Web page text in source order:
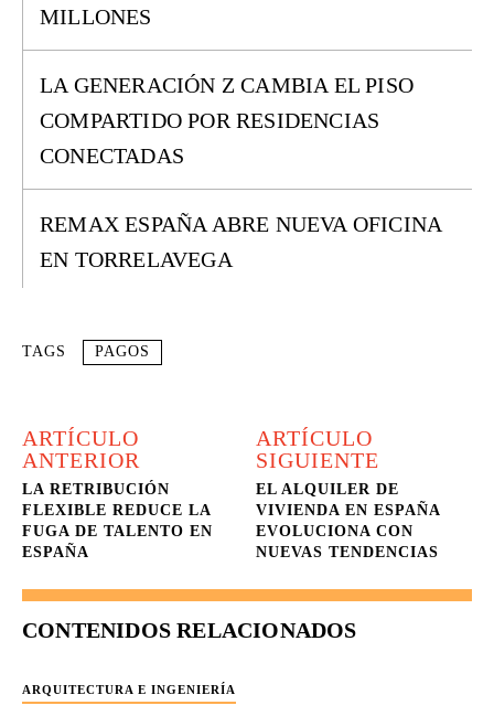
MILLONES
LA GENERACIÓN Z CAMBIA EL PISO
COMPARTIDO POR RESIDENCIAS
CONECTADAS
REMAX ESPAÑA ABRE NUEVA OFICINA
EN TORRELAVEGA
TAGS PAGOS
ARTÍCULO
ANTERIOR
LA RETRIBUCIÓN
FLEXIBLE REDUCE LA
FUGA DE TALENTO EN
ESPAÑA
ARTÍCULO
SIGUIENTE
EL ALQUILER DE
VIVIENDA EN ESPAÑA
EVOLUCIONA CON
NUEVAS TENDENCIAS
CONTENIDOS RELACIONADOS
ARQUITECTURA E INGENIERÍA